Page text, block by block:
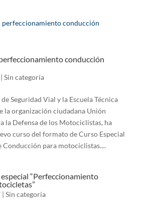
conducción
Sin categoría
Seguridad Vial y la Escuela Técnica
la organización ciudadana Unión
la Defensa de los Motociclistas, ha
curso del formato de Curso Especial
Conducción para motociclistas....
“Perfeccionamiento
| Sin categoría